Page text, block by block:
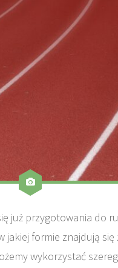
już przygotowania do
jakiej formie znajdują
wykorzystać